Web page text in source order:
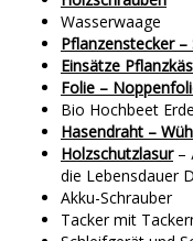
Wasserwaage
Pflanzenstecker
Einsätze
Folie –
Bio Hochbeet
Hasendraht –
Holzschutzlasur–
die Lebensdauer
Akku-Schrauber
Tacker mit